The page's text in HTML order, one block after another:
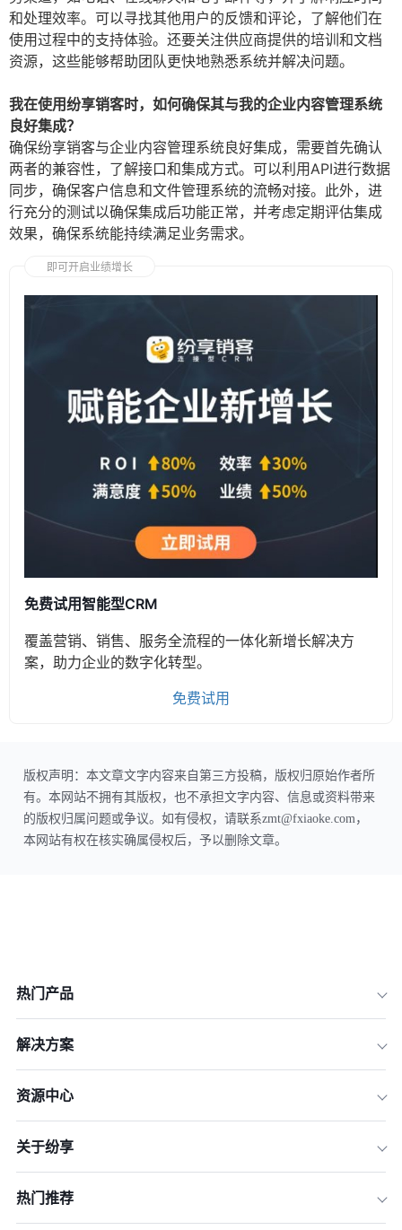
和处理效率。可以寻找其他用户的反馈和评论，了解他们在
使用过程中的支持体验。还要关注供应商提供的培训和文档
资源，这些能够帮助团队更快地熟悉系统并解决问题。
我在使用纷享销客时，如何确保其与我的企业内容管理系统
良好集成？
确保纷享销客与企业内容管理系统良好集成，需要首先确认
两者的兼容性，了解接口和集成方式。可以利用API进行数据
同步，确保客户信息和文件管理系统的流畅对接。此外，进
行充分的测试以确保集成后功能正常，并考虑定期评估集成
效果，确保系统能持续满足业务需求。
即可开启业绩增长
免费试用智能型CRM
覆盖营销、销售、服务全流程的一体化新增长解决方
案，助力企业的数字化转型。
免费试用
版权声明：本文章文字内容来自第三方投稿，版权归原始作者所
有。本网站不拥有其版权，也不承担文字内容、信息或资料带来
的版权归属问题或争议。如有侵权，请联系zmt@fxiaoke.com，
本网站有权在核实确属侵权后，予以删除文章。
热门产品
解决方案
资源中心
关于纷享
热门推荐